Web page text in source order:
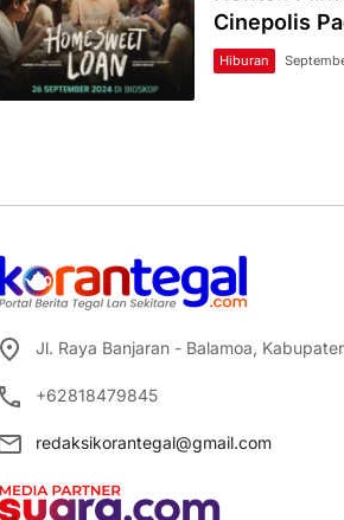
Cinepolis
Hiburan
Jl. Raya Banjaran - Balamoa,
+62818479845
redaksikorantegal@gmail.com